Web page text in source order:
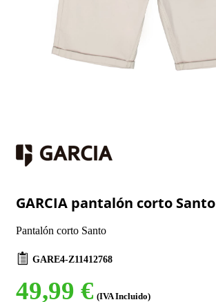
GARCIA pantalón corto Santo
Pantalón corto Santo
GARE4-Z11412768
49,99 € (IVA Incluido)